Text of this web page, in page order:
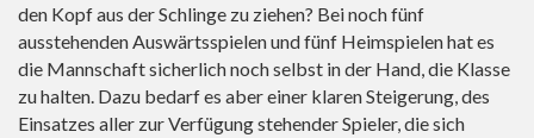
den Kopf aus der Schlinge zu ziehen? Bei noch fünf
ausstehenden Auswärtsspielen und fünf Heimspielen hat es
die Mannschaft sicherlich noch selbst in der Hand, die Klasse
zu halten. Dazu bedarf es aber einer klaren Steigerung, des
Einsatzes aller zur Verfügung stehender Spieler, die sich